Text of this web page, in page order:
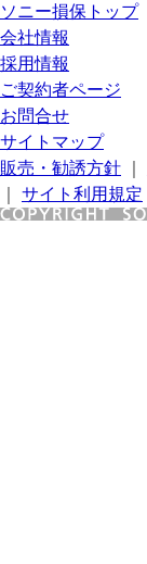
ソニー損保トップ
会社情報
採用情報
ご契約者ページ
お問合せ
サイトマップ
販売・勧誘方針
サイト利用規定